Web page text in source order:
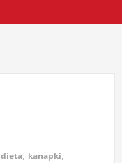
dieta, kanapki,